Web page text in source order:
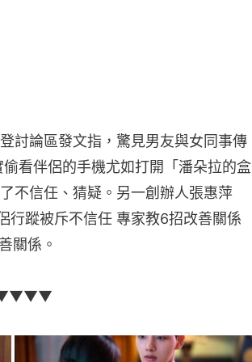
討論區發文指，驚見男友與女同事傳
看伴侶的手機尤如打開「潘朵拉的盒
不信任、猜疑。另一創辦人張惠萍
蹤被斥不信任 專家教6招改善關係
關係。
▼▼▼▼